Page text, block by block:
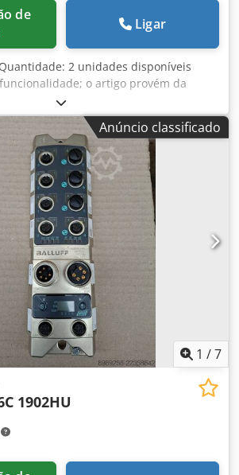
Ligar
2 unidades disponíveis
o artigo provém da
de um fornecedor da
Fabricante: SPS electronic Cedpfx
RL42-L Função: Relé de alta tensão
e rigidez dielétrica Tensão de
CC Corrente de comutação: até 10 mA
24 V CC Aplicação: Equipamentos de
circuitos de segurança
Anúncio classificado
1 /7
1902HU